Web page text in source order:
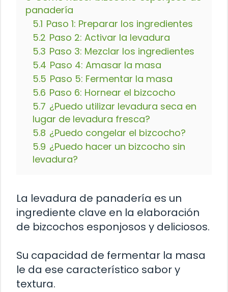
panadería
5.1 Paso 1: Preparar los ingredientes
5.2 Paso 2: Activar la levadura
5.3 Paso 3: Mezclar los ingredientes
5.4 Paso 4: Amasar la masa
5.5 Paso 5: Fermentar la masa
5.6 Paso 6: Hornear el bizcocho
5.7 ¿Puedo utilizar levadura seca en
lugar de levadura fresca?
5.8 ¿Puedo congelar el bizcocho?
5.9 ¿Puedo hacer un bizcocho sin
levadura?
La levadura de panadería es un
ingrediente clave en la elaboración
de bizcochos esponjosos y deliciosos.
Su capacidad de fermentar la masa
le da ese característico sabor y
textura.